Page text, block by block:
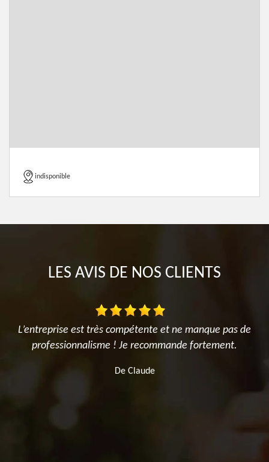
indisponible
LES AVIS DE NOS CLIENTS
L’entreprise est très compétente et ne manque pas de
professionnalisme ! Je recommande fortement.
De Claude